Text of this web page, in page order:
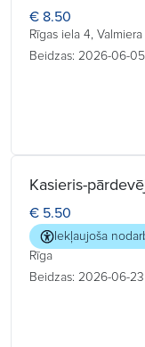
€ 8.50
Rīgas iela 4, Valmiera
Beidzas: 2026-06-05
Kasieris-
€ 5.50
Iekļaujoša
Rīga
Beidzas: 2026-06-23